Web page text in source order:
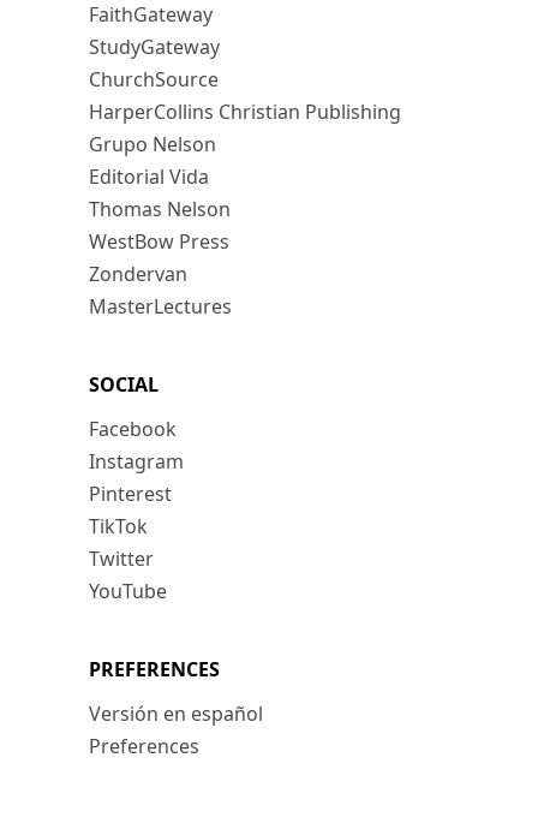
FaithGateway
StudyGateway
ChurchSource
HarperCollins Christian Publishing
Grupo Nelson
Editorial Vida
Thomas Nelson
WestBow Press
Zondervan
MasterLectures
SOCIAL
Facebook
Instagram
Pinterest
TikTok
Twitter
YouTube
PREFERENCES
Versión en español
Preferences